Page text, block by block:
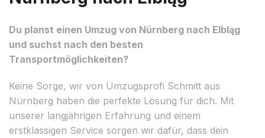
Du planst einen Umzug von Nürnberg nach Elbląg
und suchst nach den besten
Transportmöglichkeiten?
Keine Sorge, wir von Umzugsprofi Schmitt aus
Nürnberg haben die perfekte Lösung für dich. Mit
unserer langjährigen Erfahrung und einem
erstklassigen Service sorgen wir dafür, dass dein